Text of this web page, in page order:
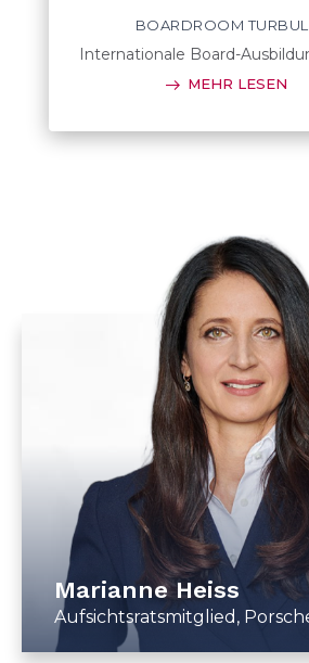
BOARDROOM
Internationale Board-
MEHR LESEN
Marianne Heiss
Aufsichtsratsmitglied,